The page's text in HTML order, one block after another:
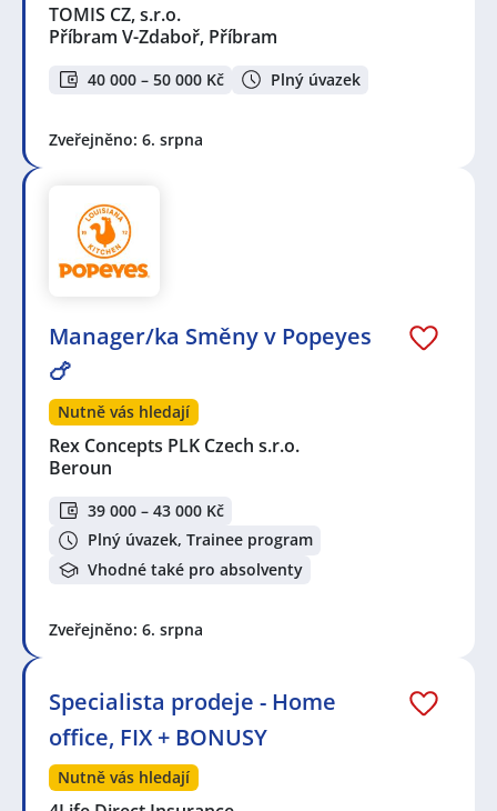
TOMIS CZ, s.r.o.
Příbram V-Zdaboř, Příbram
40 000 – 50 000 Kč Plný úvazek
Zveřejněno: 6. srpna
Manager/ka Směny v Popeyes
🍗
Nutně vás hledají
Rex Concepts PLK Czech s.r.o.
Beroun
39 000 – 43 000 Kč
Plný úvazek, Trainee program
Vhodné také pro absolventy
Zveřejněno: 6. srpna
Specialista prodeje - Home
office, FIX + BONUSY
Nutně vás hledají